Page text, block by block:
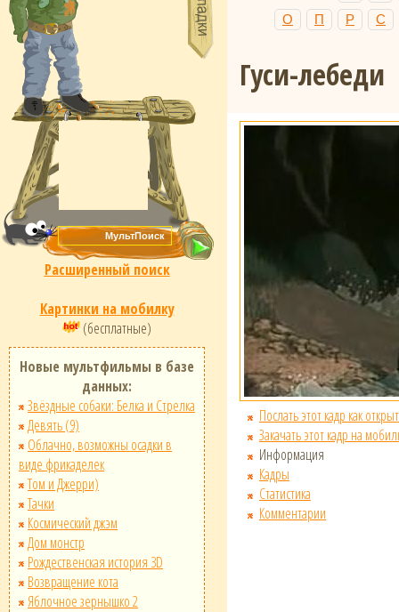
Расширенный поиск
Картинки на мобилку
(бесплатные)
Новые мультфильмы в базе
данных:
Звёздные собаки: Белка и Стрелка
Девять (9)
Облачно, возможны осадки в
виде фрикаделек
Том и Джерри)
Тачки
Космический джэм
Дом монстр
Рождественская история 3D
Возвращение кота
Яблочное зернышко 2
О
П Р С
Гуси-лебеди
Послать этот кадр как
Закачать этот кадр на
Информация
Кадры
Статистика
Комментарии